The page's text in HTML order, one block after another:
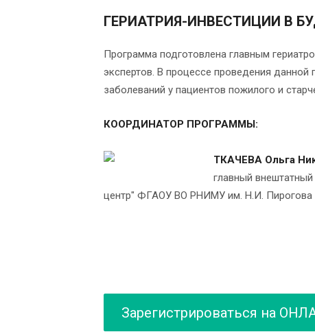
ГЕРИАТРИЯ-ИНВЕСТИЦИИ В
Программа подготовлена главным
экспертов. В процессе проведения
заболеваний у пациентов пожилого и
КООРДИНАТОР ПРОГРАММЫ:
ТКАЧЕВА Ольга
главный
центр" ФГАОУ ВО РНИМУ им. Н.И. Пирогова
Зарегистрироваться на